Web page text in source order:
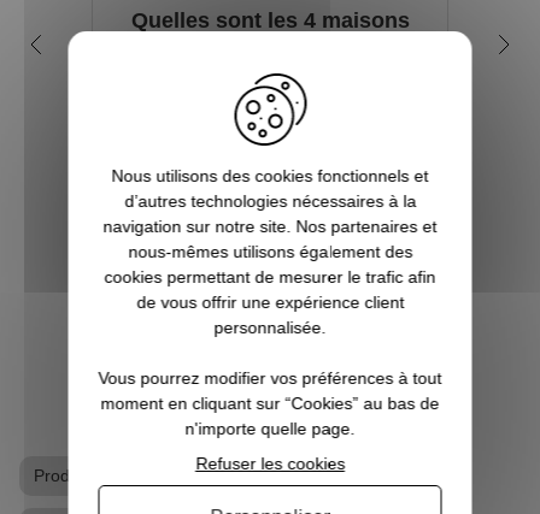
Quelles sont les 4 maisons
Depuis sa première parution en 1997, et
plus encore avec l’arrivée du film en 2001,
culture mondiale. La Pottermania nous a
tous et toutes touchées. Qui n’a pas
attendu, fébrilement, le jour de s...
VOIR L'ARTICLE
Produits dérivés Harry Potter T-shirt geek
Nous utilisons des cookies fonctionnels et
d’autres technologies nécessaires à la
navigation sur notre site. Nos partenaires et
nous-mêmes utilisons également des
cookies permettant de mesurer le trafic afin
de vous offrir une expérience client
personnalisée.
Vous pourrez modifier vos préférences à tout
moment en cliquant sur “Cookies” au bas de
n'importe quelle page.
Refuser les cookies